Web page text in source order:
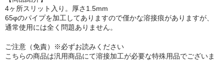
4ヶ所スリット入り。厚さ1.5mm
65φのパイプを加工してありますので僅かな溶接痕がありますが、
通常使用には全く問題ありません。
ご注意（免責）※必ずお読みください
こちらの商品は汎用商品にて溶接加工が必要な特殊用品でございま